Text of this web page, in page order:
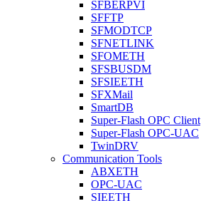
SFBERPVI
SFFTP
SFMODTCP
SFNETLINK
SFOMETH
SFSBUSDM
SFSIEETH
SFXMail
SmartDB
Super-Flash OPC Client
Super-Flash OPC-UAC
TwinDRV
Communication Tools
ABXETH
OPC-UAC
SIEETH